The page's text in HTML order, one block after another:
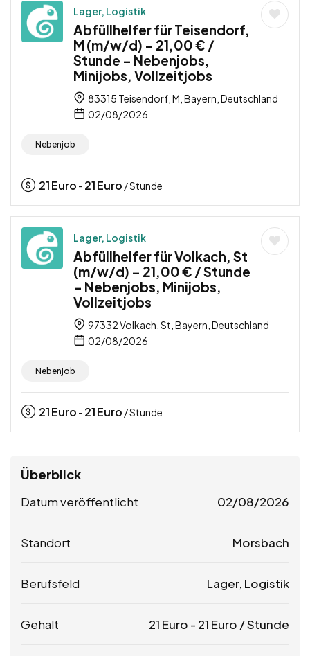
Lager, Logistik
Abfüllhelfer für Teisendorf,
M (m/w/d) – 21,00 € /
Stunde – Nebenjobs,
Minijobs, Vollzeitjobs
83315 Teisendorf, M, Bayern, Deutschland
02/08/2026
Nebenjob
21Euro - 21Euro / Stunde
Lager, Logistik
Abfüllhelfer für Volkach, St
(m/w/d) – 21,00 € / Stunde
– Nebenjobs, Minijobs,
Vollzeitjobs
97332 Volkach, St, Bayern, Deutschland
02/08/2026
Nebenjob
21Euro - 21Euro / Stunde
Überblick
Datum veröffentlicht 02/08/2026
Standort Morsbach
Berufsfeld Lager, Logistik
Gehalt 21 Euro - 21 Euro / Stunde